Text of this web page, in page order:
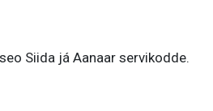
Siida já Aanaar servikodde.